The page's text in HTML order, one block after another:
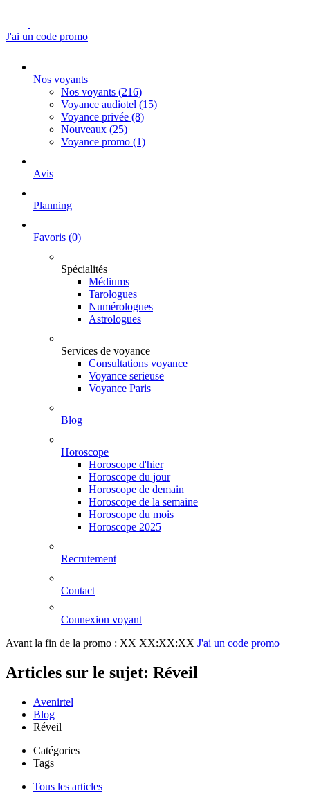
J'ai un code promo
Nos voyants
Nos voyants (216)
Voyance audiotel (15)
Voyance privée (8)
Nouveaux (25)
Voyance promo (1)
Avis
Planning
Favoris (0)
Spécialités
Médiums
Tarologues
Numérologues
Astrologues
Services de voyance
Consultations voyance
Voyance serieuse
Voyance Paris
Blog
Horoscope
Horoscope d'hier
Horoscope du jour
Horoscope de demain
Horoscope de la semaine
Horoscope du mois
Horoscope 2025
Recrutement
Contact
Connexion voyant
Avant la fin de la promo : XX XX:XX:XX J'ai un code promo
Articles sur le sujet: Réveil
Avenirtel
Blog
Réveil
Catégories
Tags
Tous les articles